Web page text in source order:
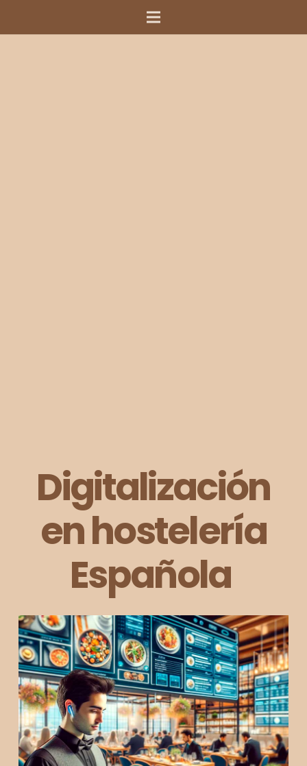
Digitalización
en hostelería
Española